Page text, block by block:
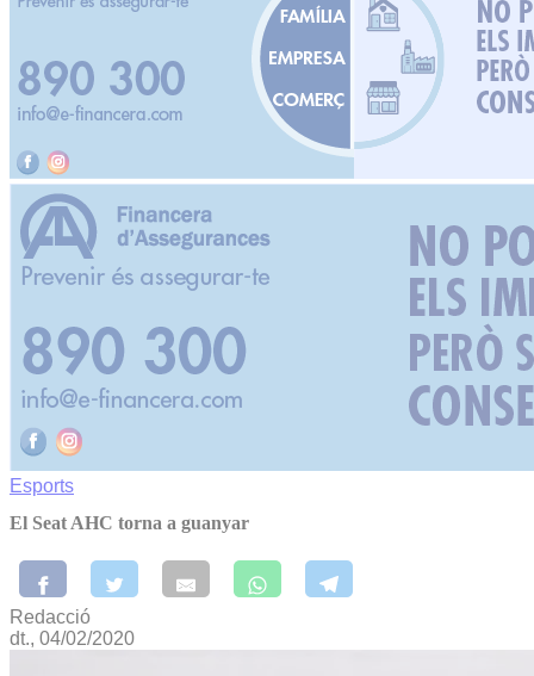
Esports
El Seat AHC torna a guanyar
Redacció
dt., 04/02/2020